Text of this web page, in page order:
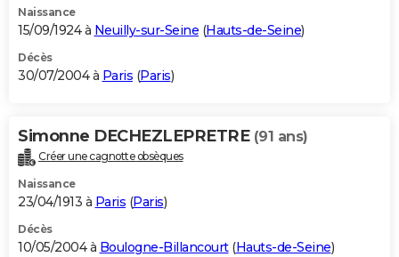
Naissance
15/09/1924 à Neuilly-sur-Seine (Hauts-de-Seine)
Décès
30/07/2004 à Paris (Paris)
Simonne DECHEZLEPRETRE (91 ans)
Créer une cagnotte obsèques
Naissance
23/04/1913 à Paris (Paris)
Décès
10/05/2004 à Boulogne-Billancourt(Hauts-de-Seine)